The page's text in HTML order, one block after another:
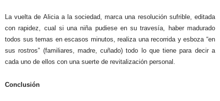
La vuelta de Alicia a la sociedad, marca una resolución sufrible, editada
con rapidez, cual si una niña pudiese en su travesía, haber madurado
todos sus temas en escasos minutos, realiza una recorrida y esboza “en
sus rostros” (familiares, madre, cuñado) todo lo que tiene para decir a
cada uno de ellos con una suerte de revitalización personal.
Conclusión